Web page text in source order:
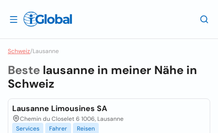
Schweiz/Lausanne
Beste lausanne in meiner Nähe in
Schweiz
Lausanne Limousines SA
Chemin du Closelet 6 1006, Lausanne
Services
Fahrer Reisen